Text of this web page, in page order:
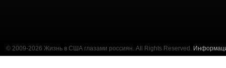
© 2009-2026 Жизнь в США глазами россиян. All Rights Reserved.